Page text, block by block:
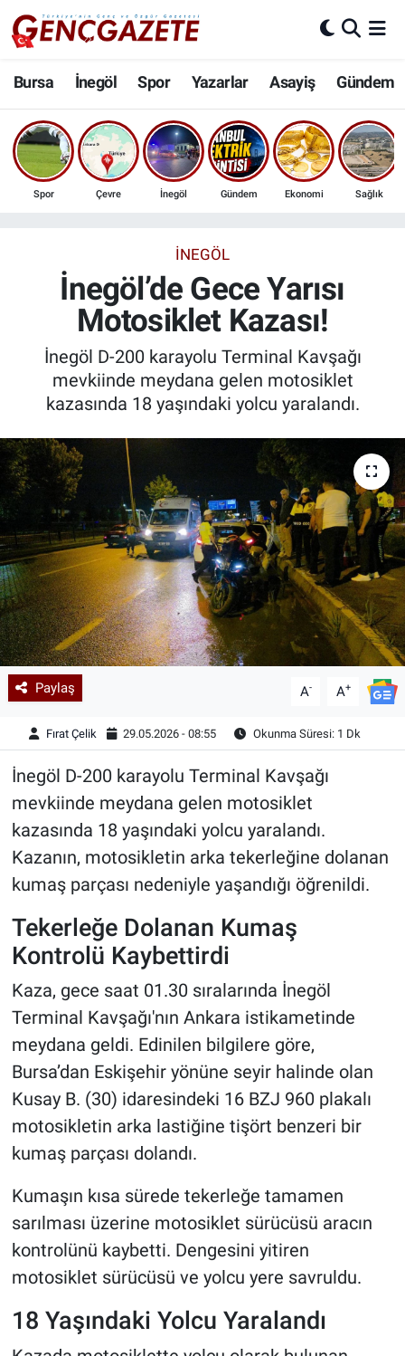
Bursa İnegöl Spor Yazarlar Asayiş Gündem
Spor Çevre İnegöl Gündem Ekonomi Sağlık
İNEGÖL
İnegöl’de Gece Yarısı
Motosiklet Kazası!
İnegöl D-200 karayolu Terminal Kavşağı
mevkiinde meydana gelen motosiklet
kazasında 18 yaşındaki yolcu yaralandı.
Paylaş A- A+
Fırat Çelik 29.05.2026 - 08:55 Okunma Süresi: 1 Dk
İnegöl D-200 karayolu Terminal Kavşağı
mevkiinde meydana gelen motosiklet
kazasında 18 yaşındaki yolcu yaralandı.
Kazanın, motosikletin arka tekerleğine dolanan
kumaş parçası nedeniyle yaşandığı öğrenildi.
Tekerleğe Dolanan Kumaş
Kontrolü Kaybettirdi
Kaza, gece saat 01.30 sıralarında İnegöl
Terminal Kavşağı'nın Ankara istikametinde
meydana geldi. Edinilen bilgilere göre,
Bursa’dan Eskişehir yönüne seyir halinde olan
Kusay B. (30) idaresindeki 16 BZJ 960 plakalı
motosikletin arka lastiğine tişört benzeri bir
kumaş parçası dolandı.
Kumaşın kısa sürede tekerleğe tamamen
sarılması üzerine motosiklet sürücüsü aracın
kontrolünü kaybetti. Dengesini yitiren
motosiklet sürücüsü ve yolcu yere savruldu.
18 Yaşındaki Yolcu Yaralandı
Bursa
İnegöl
3.SAYFA
Ekonomi
Güncel
İnanç
Kadın & Aile
Kültür & Sanat
Sağlık
Siyaset
Teknoloji
Yazarlar
Nöbetçi Eczaneler
Hava Durumu
Trafik Durumu
Son Dakika Haberleri
Haber Arşivi